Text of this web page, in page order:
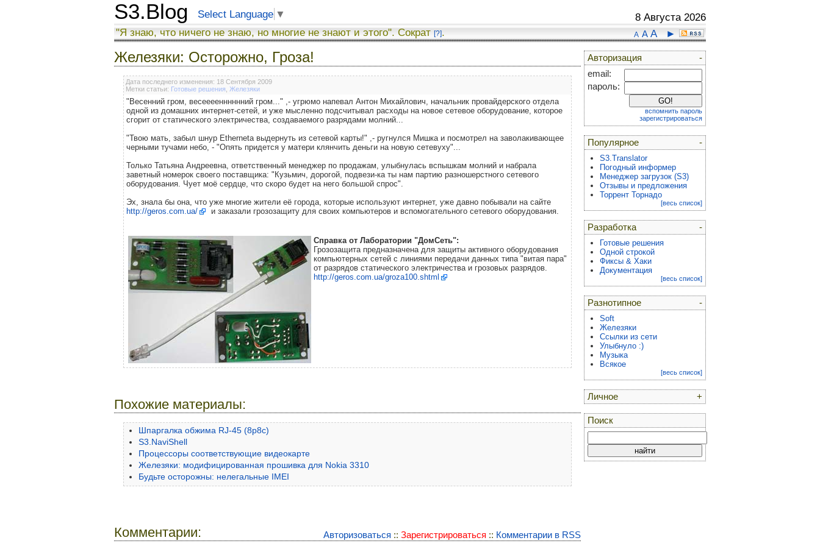
S3.Blog Select Language ▼ 8 Августа 2026
A A A ►
"Я знаю, что ничего не знаю, но многие не знают и этого". Сократ [?].
Железяки: Осторожно, Гроза!
Дата последнего изменения: 18 Сентября 2009
Метки статьи: Готовые решения Железяки
"Весенний гром, весеееенннннний гром..." ,- угрюмо напевал Антон Михайлович, начальник провайдерского отдела
одной из домашних интернет-сетей, и уже мысленно подсчитывал расходы на новое сетевое оборудование, которое
сгорит от статического электричества, создаваемого разрядами молний...
"Твою мать, забыл шнур Etherneta выдернуть из сетевой карты!" ,- ругнулся Мишка и посмотрел на заволакивающее
черными тучами небо, - "Опять придется у матери клянчить деньги на новую сетевуху"...
Только Татьяна Андреевна, ответственный менеджер по продажам, улыбнулась вспышкам молний и набрала
заветный номерок своего поставщика: "Кузьмич, дорогой, подвези-ка ты нам партию разношерстного сетевого
оборудования. Чует моё сердце, что скоро будет на него большой спрос".
Эх, знала бы она, что уже многие жители её города, которые используют интернет, уже давно побывали на сайте
http://geros.com.ua/
и заказали грозозащиту для своих компьютеров и вспомогательного сетевого оборудования.
Справка от Лаборатории "ДомСеть":
Грозозащита предназначена для защиты активного оборудования
компьютерных сетей с линиями передачи данных типа "витая пара"
от разрядов статического электричества и грозовых разрядов.
http://geros.com.ua/groza100.shtml
Похожие материалы:
Шпаргалка обжима RJ-45 (8p8c)
S3.NaviShell
Процессоры соответствующие видеокарте
Железяки: модифицированная прошивка для Nokia 3310
Будьте осторожны: нелегальные IMEI
Авторизоваться :: Зарегистрироваться :: Комментарии в RSS
Комментарии:
-
Авторизация
email:
пароль:
вспомнить пароль
зарегистрироваться
-
Популярное
S3.Translator
Погодный информер
Менеджер загрузок (S3)
Отзывы и предложения
Торрент Торнадо
[весь список]
-
Разработка
Готовые решения
Одной строкой
Фиксы & Хаки
Документация
[весь список]
-
Разнотипное
Soft
Железяки
Ссылки из сети
Улыбнуло :)
Музыка
Всякое
[весь список]
+
Личное
Поиск